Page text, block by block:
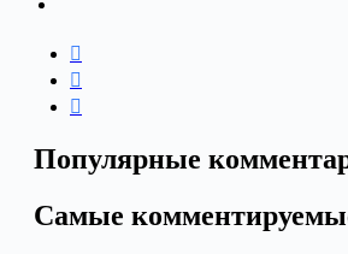
Популярные
Самые